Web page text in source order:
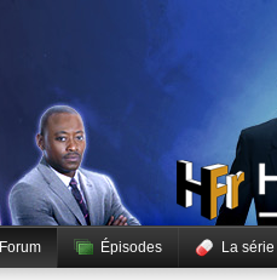
Forum Épisodes La série